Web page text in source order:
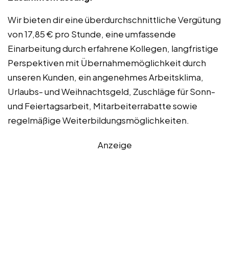
Wir bieten dir eine überdurchschnittliche Vergütung
von 17,85 € pro Stunde, eine umfassende
Einarbeitung durch erfahrene Kollegen, langfristige
Perspektiven mit Übernahmemöglichkeit durch
unseren Kunden, ein angenehmes Arbeitsklima,
Urlaubs- und Weihnachtsgeld, Zuschläge für Sonn-
und Feiertagsarbeit, Mitarbeiterrabatte sowie
regelmäßige Weiterbildungsmöglichkeiten.
Anzeige